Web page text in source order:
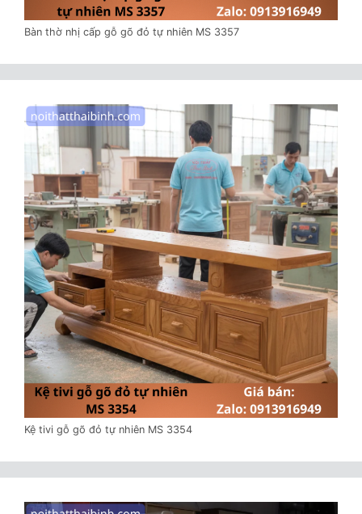
Bàn thờ nhị cấp gỗ gõ đỏ tự nhiên MS 3357
Kệ tivi gỗ gõ đỏ tự nhiên MS 3354